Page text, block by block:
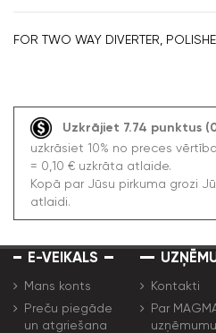
FOR TWO WAY DIVERTER,
Uzkrājiet 7.74 punktus
uzkrāsiet 10% no preces
= 0,10 € uzkrāta atlaide.
Kopā par Jūsu pirkuma grozi
atlaidi.
E-VEIKALS
Mans konts
Preču piegāde
un atgriešana
Kontakti
Par
uzņēmumu